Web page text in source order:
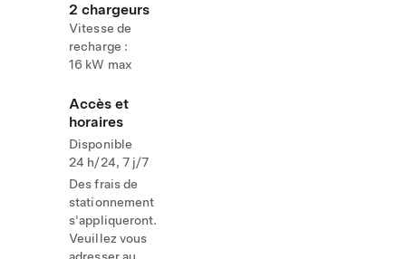
2 chargeurs
Vitesse de
recharge :
16 kW max
Accès et
horaires
Disponible
24 h/24, 7 j/7
Des frais de
stationnement
s'appliqueront.
Veuillez vous